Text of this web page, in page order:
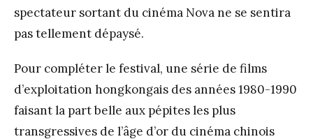
spectateur sortant du cinéma Nova ne se sentira
pas tellement dépaysé.
Pour compléter le festival, une série de films
d’exploitation hongkongais des années 1980-1990
faisant la part belle aux pépites les plus
transgressives de l’âge d’or du cinéma chinois